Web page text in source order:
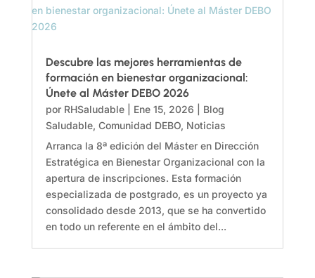
Descubre las mejores herramientas de
formación en bienestar organizacional:
Únete al Máster DEBO 2026
por RHSaludable| Ene 15, 2026
Blog
Saludable, Comunidad DEBO, Noticias
Arranca la 8ª edición del Máster en Dirección
Estratégica en Bienestar Organizacional con la
apertura de inscripciones. Esta formación
especializada de postgrado, es un proyecto ya
consolidado desde 2013, que se ha convertido
en todo un referente en el ámbito del...